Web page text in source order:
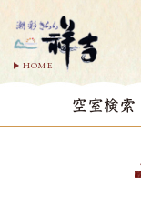
HOME
空室検索